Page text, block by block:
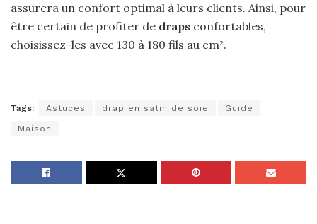
assurera un confort optimal à leurs clients. Ainsi, pour
être certain de profiter de draps confortables,
choisissez-les avec 130 à 180 fils au cm².
Tags: Astuces drap en satin de soie Guide
Maison